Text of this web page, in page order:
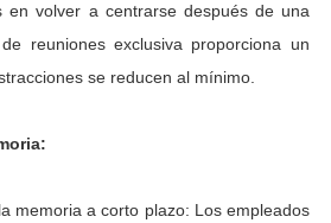
en volver a centrarse después de una
reuniones exclusiva proporciona un
se reducen al mínimo.
memoria a corto plazo: Los empleados